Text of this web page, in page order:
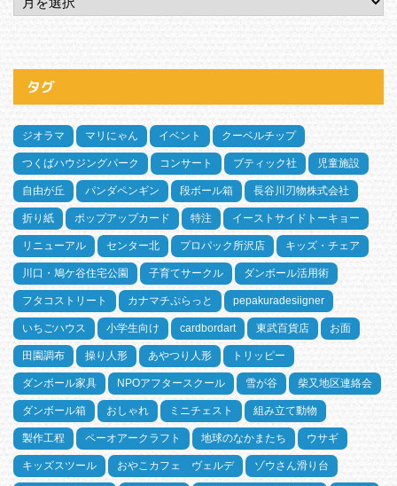
タグ
ジオラマ マリにゃん イベント クーベルチップ
つくばハウジングパーク コンサート ブティック社 児童施設
自由が丘 パンダペンギン 段ボール箱 長谷川刃物株式会社
折り紙 ポップアップカード 特注 イーストサイドトーキョー
リニューアル センター北 プロパック所沢店 キッズ・チェア
川口・鳩ケ谷住宅公園 子育てサークル ダンボール活用術
フタコストリート カナマチぷらっと pepakuradesiigner
いちごハウス 小学生向け cardbordart 東武百貨店 お面
田園調布 操り人形 あやつり人形 トリッピー
ダンボール家具 NPOアフタースクール 雪が谷 柴又地区連絡会
ダンボール箱 おしゃれ ミニチェスト 組み立て動物
製作工程 ペーオアークラフト 地球のなかまたち ウサギ
キッズスツール おやこカフェ ヴェルデ ゾウさん滑り台